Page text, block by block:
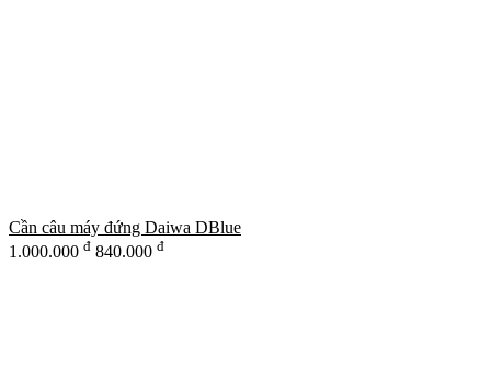
Cần câu máy đứng Daiwa DBlue
1.000.000 đ 840.000 đ